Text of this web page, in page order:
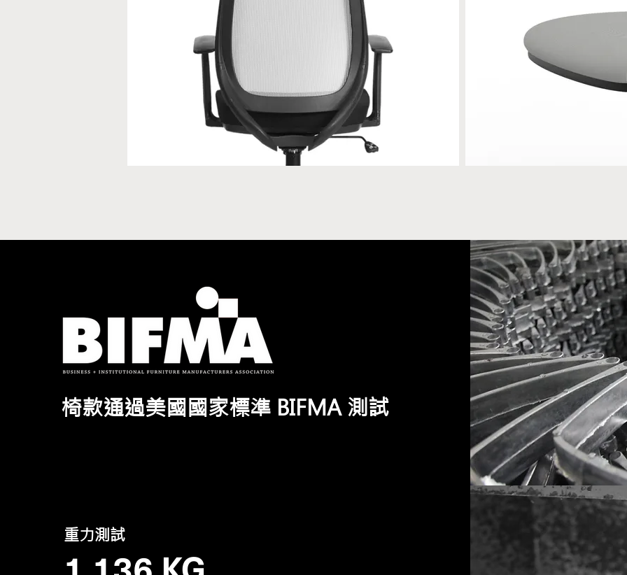
​椅款通過美國國家標準 BIFMA 測試
​重力測試